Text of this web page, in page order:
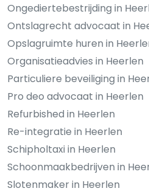
Ongediertebestrijding in
Ontslagrecht advocaat in
Opslagruimte huren in
Organisatieadvies in Heerlen
Particuliere beveiliging in
Pro deo advocaat in Heerlen
Refurbished in Heerlen
Re-integratie in Heerlen
Schipholtaxi in Heerlen
Schoonmaakbedrijven in
Slotenmaker in Heerlen